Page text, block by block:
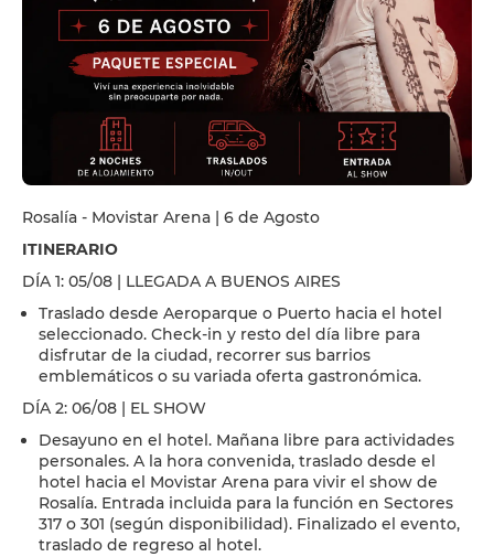
Rosalía - Movistar Arena | 6 de Agosto
ITINERARIO
DÍA 1: 05/08 | LLEGADA A BUENOS AIRES
Traslado desde Aeroparque o Puerto hacia el hotel
seleccionado. Check-in y resto del día libre para
disfrutar de la ciudad, recorrer sus barrios
emblemáticos o su variada oferta gastronómica.
DÍA 2: 06/08 | EL SHOW
Desayuno en el hotel. Mañana libre para actividades
personales. A la hora convenida, traslado desde el
hotel hacia el Movistar Arena para vivir el show de
Rosalía. Entrada incluida para la función en Sectores
317 o 301 (según disponibilidad). Finalizado el evento,
traslado de regreso al hotel.